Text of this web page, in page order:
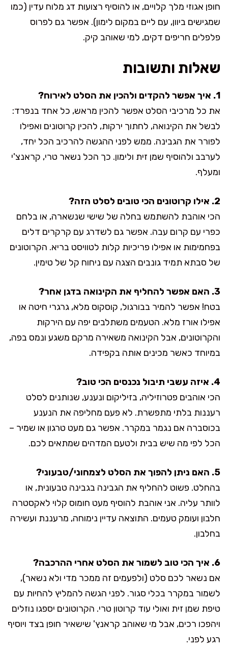
חופן אגוזי מלך קלויים, או להוסיף רצועות דג מלוח עדין (כמו
שמגישים ביוון, עם ליים במקום לימון). אפשר גם לפרוס
פלפלים חריפים דקים, למי שאוהב קיק.
שאלות ותשובות
1. איך אפשר להקדים ולהכין את הסלט לאירוח?
את כל מרכיבי הסלט אפשר להכין מראש, כל אחד בנפרד:
לבשל את הקינואה, לחתוך ירקות, להכין קרוטונים ואפילו
לפורר את הגבינה. ממש לפני ההגשה להרכיב הכל יחד,
לערבב ולהוסיף שמן זית ולימון. כך הכל נשאר טרי, קראנצ'י
ומעלף.
2. אילו קרוטונים הכי טובים לסלט הזה?
הכי אוהבת להשתמש בחלה של שישי שנשארה, או בלחם
כפרי עם קרום עבה. אפשר גם לשדרג עם קרקרים דלים
בפחמימות או אפילו פריכיות קלות לטוויסט בריא. הקרוטונים
של סבתא תמיד גונבים הצגה עם ניחוח קל של טימין.
3. האם אפשר להחליף את הקינואה בדגן אחר?
בטח! אפשר להמיר בבורגול, קוסקוס מלא, גרגרי חיטה או
אפילו אורז מלא. הטעמים משתלבים יפה עם הירקות
והקרוטונים, אבל הקינואה משאירה מרקם משגע ונמס בפה,
במיוחד כאשר מכינים אותה בקפידה.
4. איזה עשבי תיבול נכנסים הכי טוב?
הכי אוהבים פטרוזיליה, בזיליקום ונענע, שנותנים לסלט
רעננות בלתי מתפשרת. לא פעם מחליפה את הנענע
בכוסברה אם נגמר במקרר. אפשר גם מעט טרגון או שמיר –
הכל לפי מה שיש בבית ולטעם המדהים שמתאים לכם.
5. האם ניתן להפוך את הסלט לצמחוני/טבעוני?
בהחלט. פשוט להחליף את הגבינה בגבינה טבעונית, או
לוותר עליה. אני אוהבת להוסיף מעט חומוס קלוי לאקסטרה
חלבון ועומק טעמים. התוצאה עדיין נימוחה, מרעננת ועשירה
בחלבון.
6. איך הכי טוב לשמור את הסלט אחרי ההרכבה?
אם נשאר לכם סלט (ולפעמים זה ממכר מדי ולא נשאר),
לשמור במקרר בכלי סגור. לפני הגשה להמליץ להחיות עם
טיפת שמן זית ואולי עוד קרוטון טרי. הקרוטונים יספגו נוזלים
ויהפכו רכים, אבל מי שאוהב קראנץ' שישאיר חופן בצד ויוסיף
רגע לפני.